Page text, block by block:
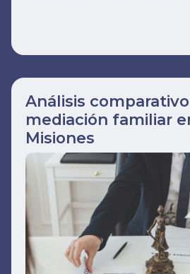
Análisis
mediación familiar
Misiones